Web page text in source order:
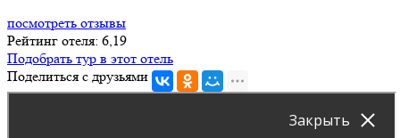
посмотреть отзывы
Рейтинг отеля: 6,19
Подобрать тур в этот отель
Поделиться с друзьями